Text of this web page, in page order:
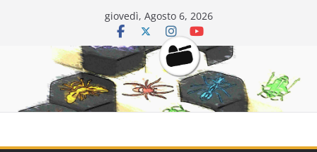
contenuto
giovedì, Agosto 6, 2026